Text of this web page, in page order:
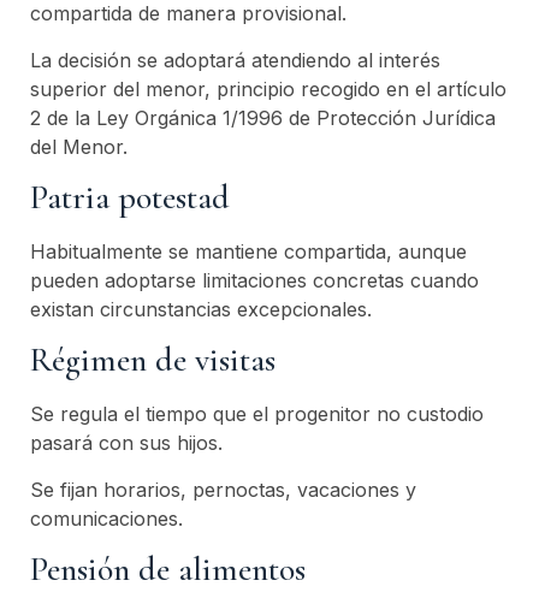
compartida de manera provisional.
La decisión se adoptará atendiendo al interés
superior del menor, principio recogido en el artículo
2 de la Ley Orgánica 1/1996 de Protección Jurídica
del Menor.
Patria potestad
Habitualmente se mantiene compartida, aunque
pueden adoptarse limitaciones concretas cuando
existan circunstancias excepcionales.
Régimen de visitas
Se regula el tiempo que el progenitor no custodio
pasará con sus hijos.
Se fijan horarios, pernoctas, vacaciones y
comunicaciones.
Pensión de alimentos